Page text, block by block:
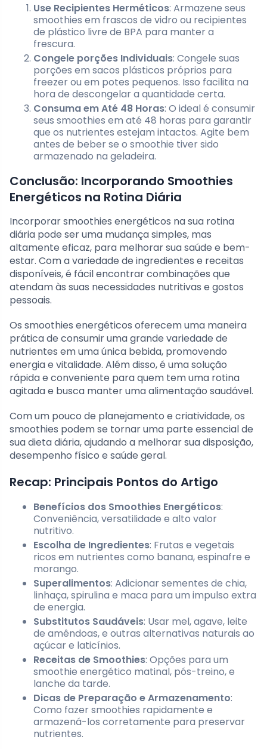
Use Recipientes Herméticos: Armazene seus
smoothies em frascos de vidro ou recipientes
de plástico livre de BPA para manter a
frescura.
Congele porções Individuais: Congele suas
porções em sacos plásticos próprios para
freezer ou em potes pequenos. Isso facilita na
hora de descongelar a quantidade certa.
Consuma em Até 48 Horas: O ideal é consumir
seus smoothies em até 48 horas para garantir
que os nutrientes estejam intactos. Agite bem
antes de beber se o smoothie tiver sido
armazenado na geladeira.
Conclusão: Incorporando Smoothies
Energéticos na Rotina Diária
Incorporar smoothies energéticos na sua rotina
diária pode ser uma mudança simples, mas
altamente eficaz, para melhorar sua saúde e bem-
estar. Com a variedade de ingredientes e receitas
disponíveis, é fácil encontrar combinações que
atendam às suas necessidades nutritivas e gostos
pessoais.
Os smoothies energéticos oferecem uma maneira
prática de consumir uma grande variedade de
nutrientes em uma única bebida, promovendo
energia e vitalidade. Além disso, é uma solução
rápida e conveniente para quem tem uma rotina
agitada e busca manter uma alimentação saudável.
Com um pouco de planejamento e criatividade, os
smoothies podem se tornar uma parte essencial de
sua dieta diária, ajudando a melhorar sua disposição,
desempenho físico e saúde geral.
Recap: Principais Pontos do Artigo
Benefícios dos Smoothies Energéticos:
Conveniência, versatilidade e alto valor
nutritivo.
Escolha de Ingredientes: Frutas e vegetais
ricos em nutrientes como banana, espinafre e
morango.
Superalimentos: Adicionar sementes de chia,
linhaça, spirulina e maca para um impulso extra
de energia.
Substitutos Saudáveis: Usar mel, agave, leite
de amêndoas, e outras alternativas naturais ao
açúcar e laticínios.
Receitas de Smoothies: Opções para um
smoothie energético matinal, pós-treino, e
lanche da tarde.
Dicas de Preparação e Armazenamento:
Como fazer smoothies rapidamente e
armazená-los corretamente para preservar
nutrientes.